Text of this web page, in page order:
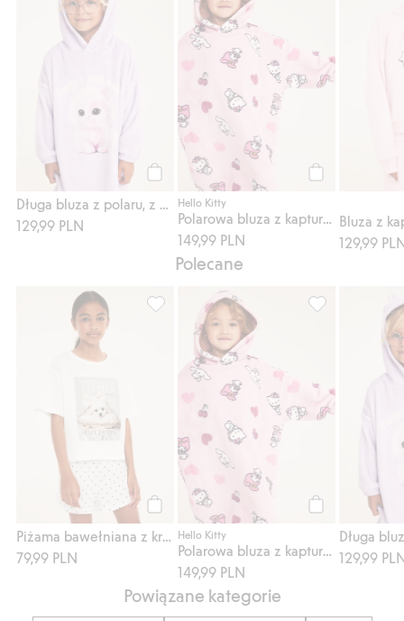
129,99 PLN
Hello Kitty
149,99 PLN
129,99
Polecane
79,99 PLN
Piżama bawełniana z krótkimi
Hello Kitty
149,99 PLN
Polarowa
129,99
Powiązane kategorie